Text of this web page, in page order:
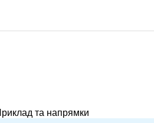
та напрямки